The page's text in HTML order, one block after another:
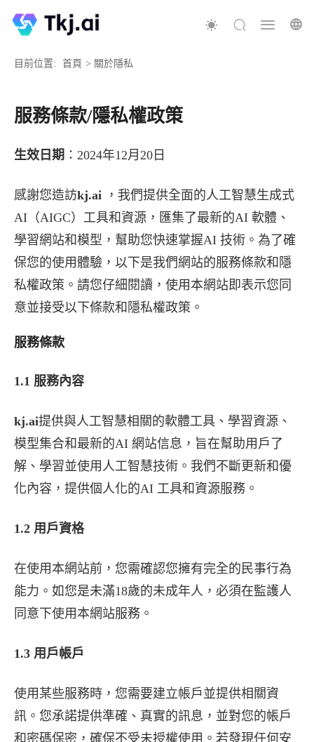
目前位置: 首頁 > 關於隱私
服務條款/隱私權政策
生效日期 ：2024年12月20日
感謝您造訪kj.ai ，我們提供全面的人工智慧生成式
AI（AIGC）工具和資源，匯集了最新的AI 軟體、
學習網站和模型，幫助您快速掌握AI 技術。為了確
保您的使用體驗，以下是我們網站的服務條款和隱
私權政策。請您仔細閱讀，使用本網站即表示您同
意並接受以下條款和隱私權政策。
服務條款
1.1 服務內容
kj.ai提供與人工智慧相關的軟體工具、學習資源、
模型集合和最新的AI 網站信息，旨在幫助用戶了
解、學習並使用人工智慧技術。我們不斷更新和優
化內容，提供個人化的AI 工具和資源服務。
1.2 用戶資格
在使用本網站前，您需確認您擁有完全的民事行為
能力。如您是未滿18歲的未成年人，必須在監護人
同意下使用本網站服務。
1.3 用戶帳戶
使用某些服務時，您需要建立帳戶並提供相關資
訊。您承諾提供準確、真實的訊息，並對您的帳戶
和密碼保密，確保不受未授權使用。若發現任何安